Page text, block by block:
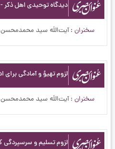
سخنران آیت‌اللَه سید
سخنران آیت‌اللَه سید